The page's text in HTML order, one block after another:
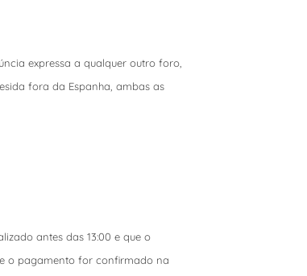
expressa a qualquer outro foro,
fora da Espanha, ambas as
antes das 13:00 e que o
o pagamento for confirmado na